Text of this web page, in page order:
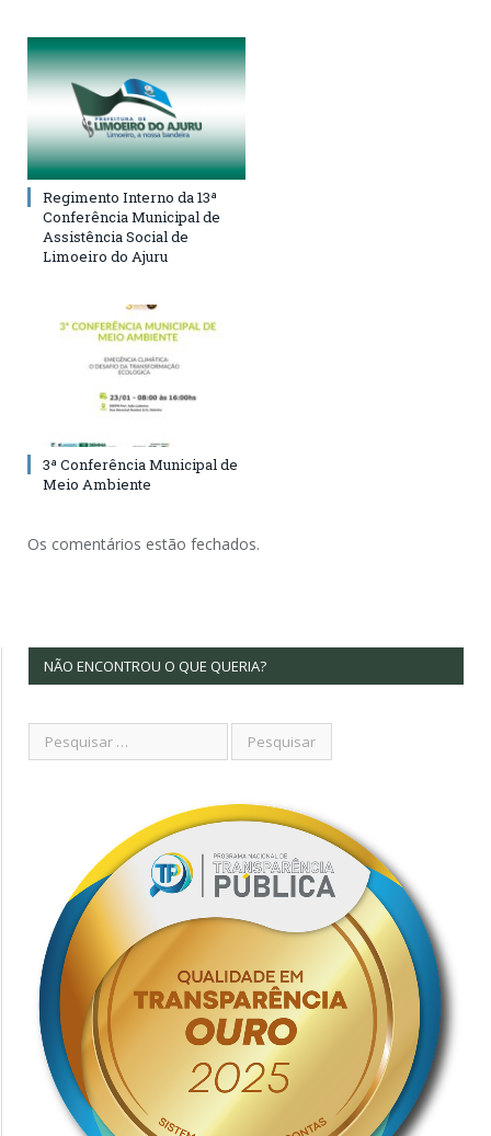
Regimento Interno da 13ª
Conferência Municipal de
Assistência Social de
Limoeiro do Ajuru
3ª Conferência Municipal de
Meio Ambiente
Os comentários estão fechados.
NÃO ENCONTROU O QUE QUERIA?